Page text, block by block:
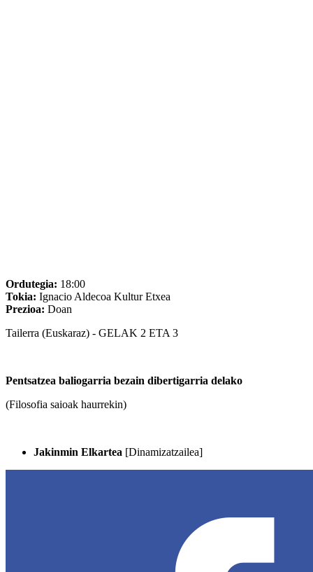
Ordutegia: 18:00
Tokia: Ignacio Aldecoa Kultur Etxea
Prezioa: Doan
Tailerra (Euskaraz) - GELAK 2 ETA 3
Pentsatzea baliogarria bezain dibertigarria delako
(Filosofia saioak haurrekin)
Jakinmin Elkartea [Dinamizatzailea]